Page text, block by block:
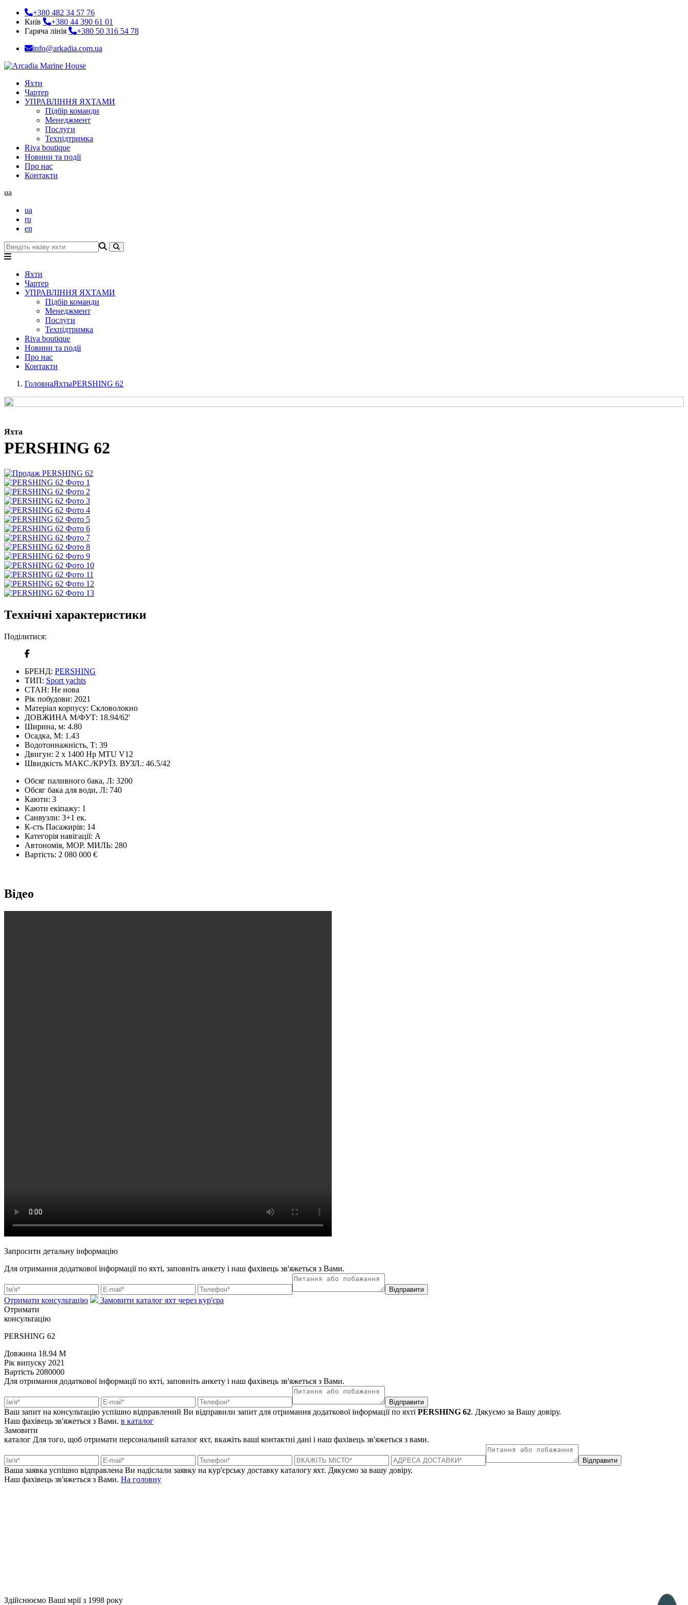
+380 482 34 57 76
Київ
+380 44 390 61 01
Гаряча лінія
+380 50 316 54 78
info@arkadia.com.ua
Яхти
Чартер
УПРАВЛІННЯ ЯХТАМИ
Підбір команди
Менеджмент
Послуги
Техпідтримка
Riva boutique
Новини та події
Про нас
Контакти
ua
ua
ru
en
Яхти
Чартер
УПРАВЛІННЯ ЯХТАМИ
Підбір команди
Менеджмент
Послуги
Техпідтримка
Riva boutique
Новини та події
Про нас
Контакти
ГоловнаЯхтыPERSHING 62
Яхта
PERSHING 62
Технічні характеристики
Поділитися:
БРЕНД: PERSHING
ТИП: Sport yachts
СТАН: Не нова
Рік побудови: 2021
Матеріал корпусу: Скловолокно
ДОВЖИНА М/ФУТ: 18.94/62'
Ширина, м: 4.80
Осадка, М: 1.43
Водотоннажність, Т: 39
Двигун: 2 x 1400 Hp MTU V12
Швидкість МАКС./КРУЇЗ. ВУЗЛ.: 46.5/42
Обсяг паливного бака, Л: 3200
Обсяг бака для води, Л: 740
Каюти: 3
Каюти екіпажу: 1
Санвузли: 3+1 ек.
К-сть Пасажирів: 14
Категорія навігації: А
Автономія, МОР. МИЛЬ: 280
Вартість: 2 080 000 €
Відео
Запросити детальну інформацію
Для отримання додаткової інформації по яхті, заповніть анкету і наш фахівець зв'яжеться з Вами.
Відправити
Отримати консультацію
Замовити каталог яхт через кур'єра
Отримати
консультацію
PERSHING 62
Довжина 18.94 M
Рік випуску 2021
Вартість 2080000
Для отримання додаткової інформації по яхті, заповніть анкету і наш фахівець зв'яжеться з Вами.
Відправити
Ваш запит на консультацію успішно відправлений Ви відправили запит для отримання додаткової інформації по яхті PERSHING 62. Дякуємо за Вашу довіру.
Наш фахівець зв'яжеться з Вами. в каталог
Замовити
каталог Для того, щоб отримати персональний каталог яхт, вкажіть ваші контактні дані і наш фахівець зв'яжеться з вами.
Відправити
Ваша заявка успішно відправлена Ви надіслали заявку на кур'єрську доставку каталогу яхт. Дякуємо за вашу довіру.
Наш фахівець зв'яжеться з Вами. На головну
Здійснюємо Ваші мрії з 1998 року